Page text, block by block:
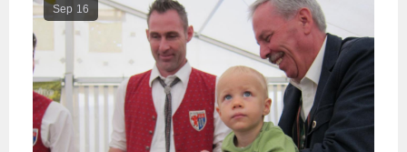
Sep 16